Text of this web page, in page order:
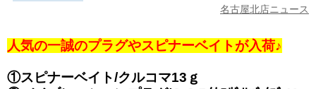
名古屋北店ニュース
人気の一誠のプラグやスピナーベイトが入荷♪
①スピナーベイト/クルコマ13ｇ